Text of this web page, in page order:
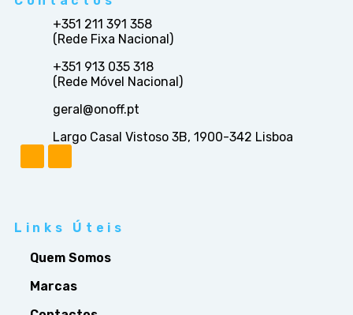
+351 211 391 358
(Rede Fixa Nacional)
+351 913 035 318
(Rede Móvel Nacional)
geral@onoff.pt
Largo Casal Vistoso 3B, 1900-342 Lisboa
Links Úteis
Quem Somos
Marcas